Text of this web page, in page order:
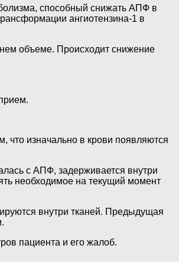
способный снижать АПФ в
ангиотензина-1 в
объеме. Происходит снижение
что изначально в крови появляются
с АПФ, задерживается внутри
необходимое на текущий момент
внутри тканей. Предыдущая
пациента и его жалоб.